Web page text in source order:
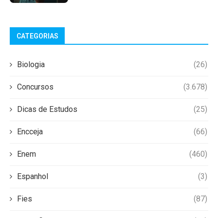
CATEGORIAS
Biologia (26)
Concursos (3.678)
Dicas de Estudos (25)
Encceja (66)
Enem (460)
Espanhol (3)
Fies (87)